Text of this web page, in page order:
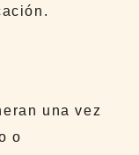
una vez
o